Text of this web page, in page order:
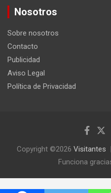
c
Nosotros
Sobre nosotros
Contacto
Publicidad
Aviso Legal
Política de Privacidad
Copyright ©2026 Visitantes
Funciona